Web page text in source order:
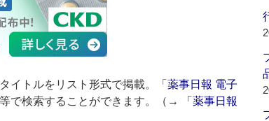
イトルをリスト形式で掲載。「 薬事日報 電子
で検索することができます。（→
「薬事日報